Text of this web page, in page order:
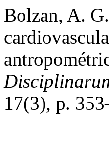
Bolzan, A.
17(3), p.